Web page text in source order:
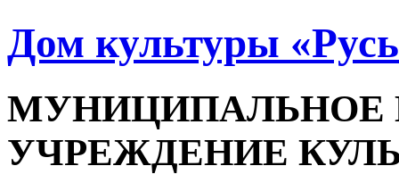
Дом культуры
УЧРЕЖДЕНИЕ